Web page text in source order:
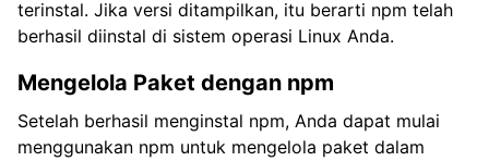
terinstal. Jika versi ditampilkan, itu berarti npm telah
berhasil diinstal di sistem operasi Linux Anda.
Mengelola Paket dengan npm
Setelah berhasil menginstal npm, Anda dapat mulai
menggunakan npm untuk mengelola paket dalam